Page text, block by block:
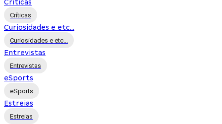
Críticas
Críticas
Curiosidades e etc...
Curiosidades e etc...
Entrevistas
Entrevistas
eSports
eSports
Estreias
Estreias